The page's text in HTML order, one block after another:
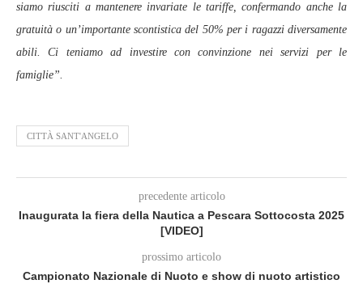
siamo riusciti a mantenere invariate le tariffe, confermando anche la
gratuità o un’importante scontistica del 50% per i ragazzi diversamente
abili. Ci teniamo ad investire con convinzione nei servizi per le
famiglie”.
CITTÀ SANT'ANGELO
precedente articolo
Inaugurata la fiera della Nautica a Pescara Sottocosta 2025
[VIDEO]
prossimo articolo
Campionato Nazionale di Nuoto e show di nuoto artistico